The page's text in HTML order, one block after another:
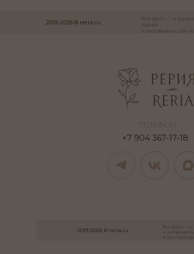
2019-2026 © reria.ru
Все фото — и
и
и
ТЕЛЕФОН
+7 904 367-17-18